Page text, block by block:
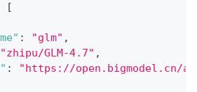
[
: "glm" ,
"zhipu/GLM-4.7" ,
:
"https://open.bigmodel.cn/